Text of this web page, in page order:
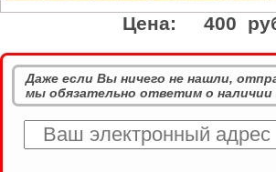
Цена: 400
Даже если Вы ничего не нашли,
мы обязательно ответим о наличии